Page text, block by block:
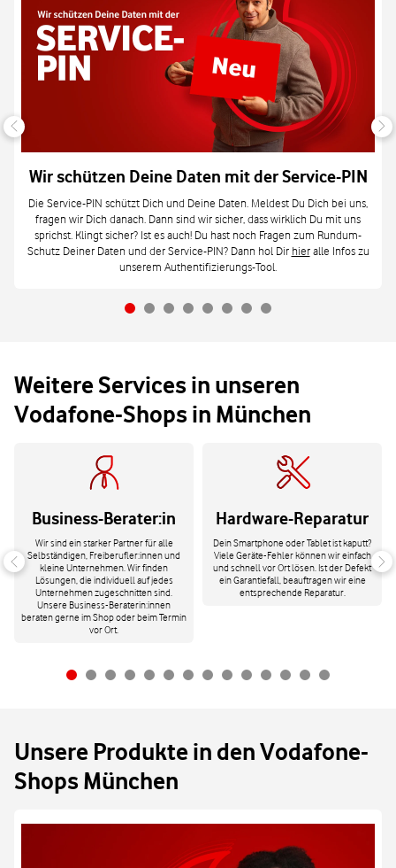
Wir schützen Deine Daten mit der Service-PIN
Die Service-PIN schützt Dich und Deine Daten. Meldest Du Dich bei uns,
fragen wir Dich danach. Dann sind wir sicher, dass wirklich Du mit uns
sprichst. Klingt sicher? Ist es auch! Du hast noch Fragen zum Rundum-
Schutz Deiner Daten und der Service-PIN? Dann hol Dir hieralle Infos zu
unserem Authentifizierungs-Tool.
Weitere Services in unseren
Vodafone-Shops in München
Business-Berater:in
Wir sind ein starker Partner für alle
Selbständigen, Freiberufler:innen und
kleine Unternehmen. Wir finden
Lösungen, die individuell auf jedes
Unternehmen zugeschnitten sind.
Unsere Business-Beraterin:innen
beraten gerne im Shop oder beim Termin
vor Ort.
Hardware-Reparatur
Dein Smartphone oder Tablet ist kaputt?
Viele Geräte-Fehler können wir einfach
und schnell vor Ort lösen. Ist der Defekt
ein Garantiefall, beauftragen wir eine
entsprechende Reparatur.
Unsere Produkte in den Vodafone-
Shops München